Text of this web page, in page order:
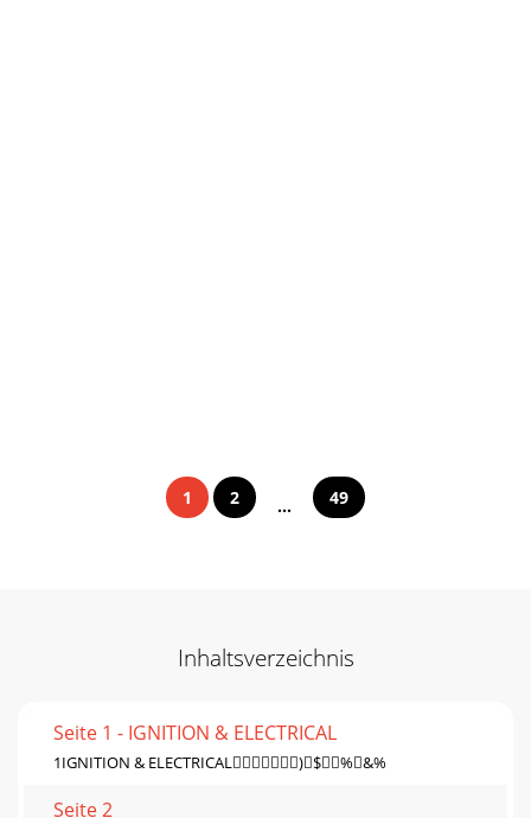
1 2 ... 49
Inhaltsverzeichnis
Seite 1 - IGNITION & ELECTRICAL
1IGNITION & ELECTRICAL)$%&%
Seite 2